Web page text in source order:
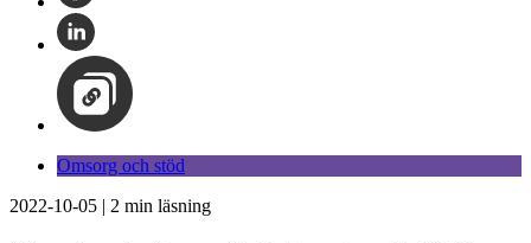
Omsorg och stöd
2022-10-05 | 2 min läsning